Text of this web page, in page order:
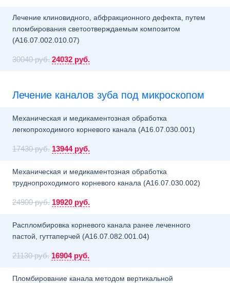
Лечение клиновидного, абфракционного дефекта, путем
пломбирования светоотверждаемым композитом
(A16.07.002.010.07)
30040 руб. 24032 руб.
Лечение каналов зуба под микроскопом
Механическая и медикаментозная обработка
легкопроходимого корневого канала (A16.07.030.001)
17430 руб. 13944 руб.
Механическая и медикаментозная обработка
труднопроходимого корневого канала (A16.07.030.002)
24900 руб. 19920 руб.
Распломбировка корневого канала ранее леченного
пастой, гуттаперчей (A16.07.082.001.04)
21130 руб. 16904 руб.
Пломбирование канала методом вертикальной